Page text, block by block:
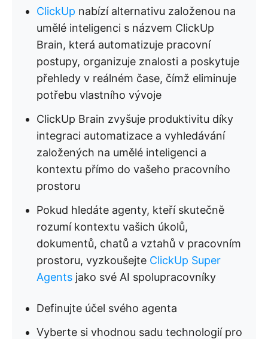
ClickUp nabízí alternativu založenou na
umělé inteligenci s názvem ClickUp
Brain, která automatizuje pracovní
postupy, organizuje znalosti a poskytuje
přehledy v reálném čase, čímž eliminuje
potřebu vlastního vývoje
ClickUp Brain zvyšuje produktivitu díky
integraci automatizace a vyhledávání
založených na umělé inteligenci a
kontextu přímo do vašeho pracovního
prostoru
Pokud hledáte agenty, kteří skutečně
rozumí kontextu vašich úkolů,
dokumentů, chatů a vztahů v pracovním
prostoru, vyzkoušejte ClickUp Super
Agents jako své AI spolupracovníky
Definujte účel svého agenta
Vyberte si vhodnou sadu technologií pro